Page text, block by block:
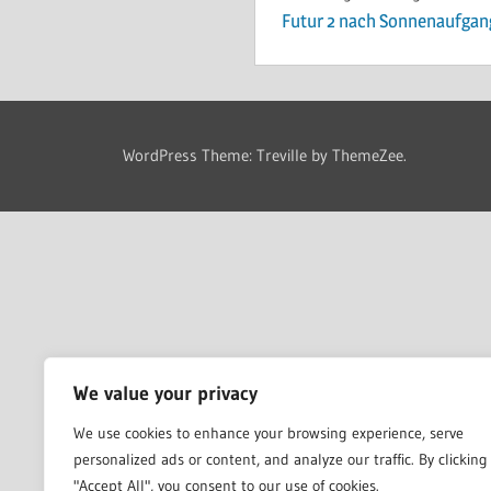
We value your privacy
We use cookies to enhance your browsing experience, serve
personalized ads or content, and analyze our traffic. By clicking
"Accept All", you consent to our use of cookies.
Futur 2 nach
WordPress Theme: Treville by ThemeZee.